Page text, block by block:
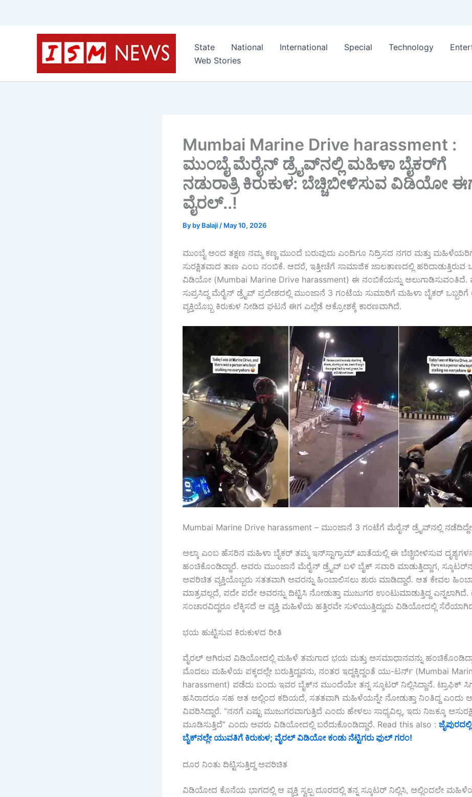
State National International Special Technology
Web Stories
Mumbai Marine Drive harassment :
ಮುಂಬೈ ಮೆರೈನ್ ಡ್ರೈವ್‌ನಲ್ಲಿ ಮಹಿಳಾ ಬೈಕರ್‌ಗೆ
ನಡುರಾತ್ರಿ ಕಿರುಕುಳ: ಬೆಚ್ಚಿಬೀಳಿಸುವ ವಿಡಿಯೋ
ವೈರಲ್..!
By by Balaji / May 10, 2026
ಮುಂಬೈ ಅಂದ ತಕ್ಷಣ ನಮ್ಮ ಕಣ್ಣ ಮುಂದೆ ಬರುವುದು ಎಂದಿಗೂ ನಿದ್ರಿಸದ ನಗರ ಮತ್ತು
ಸುರಕ್ಷಿತವಾದ ತಾಣ ಎಂಬ ನಂಬಿಕೆ. ಆದರೆ, ಇತ್ತೀಚೆಗೆ ಸಾಮಾಜಿಕ ಜಾಲತಾಣದಲ್ಲಿ ಹರಿದಾಡುತ್ತಿರುವ
ವಿಡಿಯೋ (Mumbai Marine Drive harassment) ಈ ನಂಬಿಕೆಯನ್ನು ಅಲುಗಾಡಿಸುವಂತಿದೆ.
ಸುಪ್ರಸಿದ್ಧ ಮೆರೈನ್ ಡ್ರೈವ್ ಪ್ರದೇಶದಲ್ಲಿ ಮುಂಜಾನೆ 3 ಗಂಟೆಯ ಸುಮಾರಿಗೆ ಮಹಿಳಾ ಬೈಕರ್
ವ್ಯಕ್ತಿಯೊಬ್ಬ ಕಿರುಕುಳ ನೀಡಿದ ಘಟನೆ ಈಗ ಎಲ್ಲೆಡೆ ಆಕ್ರೋಶಕ್ಕೆ ಕಾರಣವಾಗಿದೆ.
Mumbai Marine Drive harassment – ಮುಂಜಾನೆ 3 ಗಂಟೆಗೆ ಮೆರೈನ್ ಡ್ರೈವ್‌ನಲ್ಲಿ
ಅಲ್ಕಾ ಎಂಬ ಹೆಸರಿನ ಮಹಿಳಾ ಬೈಕರ್ ತಮ್ಮ ಇನ್‌ಸ್ಟಾಗ್ರಾಮ್ ಖಾತೆಯಲ್ಲಿ ಈ ಬೆಚ್ಚಿಬೀಳಿಸುವ
ಹಂಚಿಕೊಂಡಿದ್ದಾರೆ. ಅವರು ಮುಂಜಾನೆ ಮೆರೈನ್ ಡ್ರೈವ್ ಬಳಿ ಬೈಕ್ ಸವಾರಿ ಮಾಡುತ್ತಿದ್ದಾಗ,
ಅಪರಿಚಿತ ವ್ಯಕ್ತಿಯೊಬ್ಬರು ಸತತವಾಗಿ ಅವರನ್ನು ಹಿಂಬಾಲಿಸಲು ಶುರು ಮಾಡಿದ್ದಾರೆ. ಆತ ಕೇವಲ
ಮಾತ್ರವಲ್ಲದೆ, ಪದೇ ಪದೇ ಅವರನ್ನು ದಿಟ್ಟಿಸಿ ನೋಡುತ್ತಾ ಮುಜುಗರ ಉಂಟುಮಾಡುತ್ತಿದ್ದ ಎನ್ನಲಾಗಿದೆ.
ಸಂಚಾರವಿದ್ದರೂ ಲೆಕ್ಕಿಸದೆ ಆ ವ್ಯಕ್ತಿ ಮಹಿಳೆಯ ಹತ್ತಿರವೇ ಸುಳಿಯುತ್ತಿದ್ದುದು ವಿಡಿಯೋದಲ್ಲಿ
ಭಯ ಹುಟ್ಟಿಸುವ ಕಿರುಕುಳದ ರೀತಿ
ವೈರಲ್ ಆಗಿರುವ ವಿಡಿಯೋದಲ್ಲಿ ಮಹಿಳೆ ತಮಗಾದ ಭಯ ಮತ್ತು ಅಸಮಾಧಾನವನ್ನು
ಮೊದಲು ಮಹಿಳೆಯ ಪಕ್ಕದಲ್ಲೇ ಬರುತ್ತಿದ್ದವನು, ನಂತರ ಇದ್ದಕ್ಕಿದ್ದಂತೆ ಯು-ಟರ್ನ್ (Mumbai
harassment) ಪಡೆದು ಬಂದು ಇವರ ಬೈಕ್‌ನ ಮುಂದೆಯೇ ತನ್ನ ಸ್ಕೂಟರ್ ನಿಲ್ಲಿಸಿದ್ದಾನೆ. ಟ್ರಾಫಿಕ್
ಹಸಿರಾದರೂ ಸಹ ಆತ ಅಲ್ಲಿಂದ ಕದಿಯದೆ, ಸತತವಾಗಿ ಮಹಿಳೆಯನ್ನೇ ನೋಡುತ್ತಾ ನಿಂತಿದ್ದ ಎಂದು
ವಿವರಿಸಿದ್ದಾರೆ. “ನನಗೆ ಎಷ್ಟು ಮುಜುಗರವಾಗುತ್ತಿದೆ ಎಂದು ಹೇಳಲು ಸಾಧ್ಯವಿಲ್ಲ, ಇದು ನಿಜಕ್ಕೂ
ಮೂಡಿಸುತ್ತಿದೆ” ಎಂದು ಅವರು ವಿಡಿಯೋದಲ್ಲಿ ಬರೆದುಕೊಂಡಿದ್ದಾರೆ. Read this also :
ಬೈಕ್‌ನಲ್ಲೇ ಯುವತಿಗೆ ಕಿರುಕುಳ; ವೈರಲ್ ವಿಡಿಯೋ ಕಂಡು ನೆಟ್ಟಿಗರು ಫುಲ್ ಗರಂ!
ದೂರ ನಿಂತು ದಿಟ್ಟಿಸುತ್ತಿದ್ದ ಅಪರಿಚಿತ
ವಿಡಿಯೋದ ಕೊನೆಯ ಭಾಗದಲ್ಲಿ ಆ ವ್ಯಕ್ತಿ ಸ್ವಲ್ಪ ದೂರದಲ್ಲಿ ತನ್ನ ಸ್ಕೂಟರ್ ನಿಲ್ಲಿಸಿ, ಅಲ್ಲಿಂದಲೇ